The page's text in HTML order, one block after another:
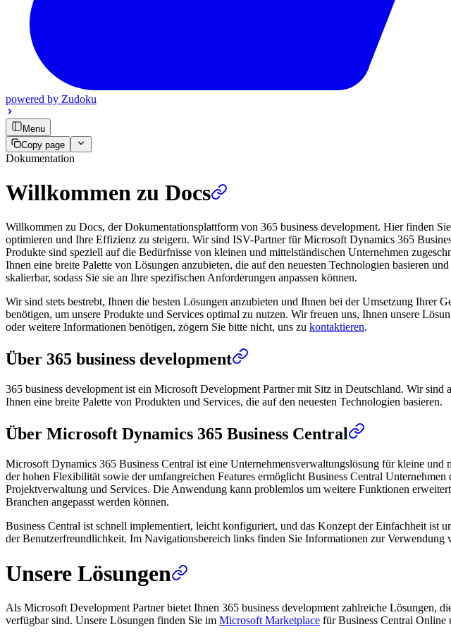
powered by Zudoku
Menu
Copy page
Dokumentation
Willkommen zu Docs
Willkommen zu Docs, der Dokumentationsplattform von 365 business development. Hier finden
optimieren und Ihre Effizienz zu steigern. Wir sind ISV-Partner für Microsoft Dynamics 365
Produkte sind speziell auf die Bedürfnisse von kleinen und mittelständischen Unternehmen
Ihnen eine breite Palette von Lösungen anzubieten, die auf den neuesten Technologien basieren
skalierbar, sodass Sie sie an Ihre spezifischen Anforderungen anpassen können.
Wir sind stets bestrebt, Ihnen die besten Lösungen anzubieten und Ihnen bei der Umsetzung
benötigen, um unsere Produkte und Services optimal zu nutzen. Wir freuen uns, Ihnen unsere
oder weitere Informationen benötigen, zögern Sie bitte nicht, uns zu kontaktieren.
Über 365 business development
365 business development ist ein Microsoft Development Partner mit Sitz in Deutschland. Wir
Ihnen eine breite Palette von Produkten und Services, die auf den neuesten Technologien basieren.
Über Microsoft Dynamics 365 Business Central
Microsoft Dynamics 365 Business Central ist eine Unternehmensverwaltungslösung für kleine
der hohen Flexibilität sowie der umfangreichen Features ermöglicht Business Central
Projektverwaltung und Services. Die Anwendung kann problemlos um weitere Funktionen
Branchen angepasst werden können.
Business Central ist schnell implementiert, leicht konfiguriert, und das Konzept der Einfachheit
der Benutzerfreundlichkeit. Im Navigationsbereich links finden Sie Informationen zur Verwendung
Unsere Lösungen
Als Microsoft Development Partner bietet Ihnen 365 business development zahlreiche Lösungen,
verfügbar sind. Unsere Lösungen finden Sie im Microsoft Marketplace für Business Central Online